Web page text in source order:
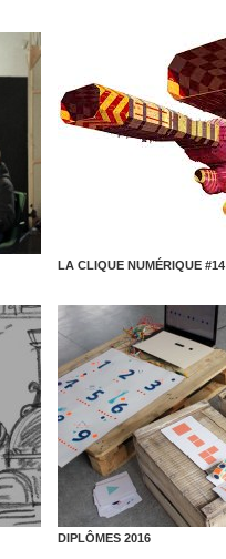
LA CLIQUE NUMÉRIQUE #14
DIPLÔMES 2016